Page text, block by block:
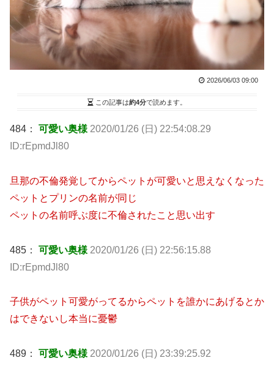
2026/06/03 09:00
この記事は約4分で読めます。
484： 可愛い奥様 2020/01/26 (日) 22:54:08.29
ID:rEpmdJl80
旦那の不倫発覚してからペットが可愛いと思えなくなった
ペットとプリンの名前が同じ
ペットの名前呼ぶ度に不倫されたこと思い出す
485： 可愛い奥様 2020/01/26 (日) 22:56:15.88
ID:rEpmdJl80
子供がペット可愛がってるからペットを誰かにあげるとか
はできないし本当に憂鬱
489： 可愛い奥様 2020/01/26 (日) 23:39:25.92